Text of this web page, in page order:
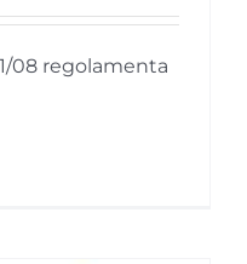
08 regolamenta